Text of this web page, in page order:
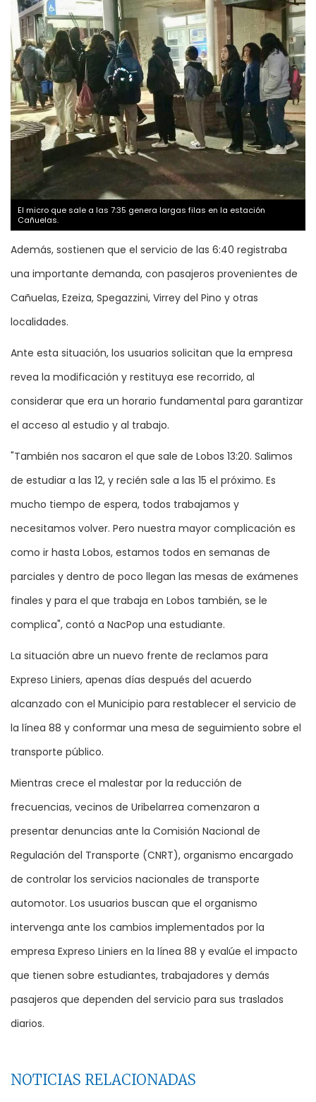
El micro que sale a las 7:35 genera largas filas en la estación
Cañuelas.
Además, sostienen que el servicio de las 6:40 registraba
una importante demanda, con pasajeros provenientes de
Cañuelas, Ezeiza, Spegazzini, Virrey del Pino y otras
localidades.
Ante esta situación, los usuarios solicitan que la empresa
revea la modificación y restituya ese recorrido, al
considerar que era un horario fundamental para garantizar
el acceso al estudio y al trabajo.
"También nos sacaron el que sale de Lobos 13:20. Salimos
de estudiar a las 12, y recién sale a las 15 el próximo. Es
mucho tiempo de espera, todos trabajamos y
necesitamos volver. Pero nuestra mayor complicación es
como ir hasta Lobos, estamos todos en semanas de
parciales y dentro de poco llegan las mesas de exámenes
finales y para el que trabaja en Lobos también, se le
complica", contó a NacPop una estudiante.
La situación abre un nuevo frente de reclamos para
Expreso Liniers, apenas días después del acuerdo
alcanzado con el Municipio para restablecer el servicio de
la línea 88 y conformar una mesa de seguimiento sobre el
transporte público.
Mientras crece el malestar por la reducción de
frecuencias, vecinos de Uribelarrea comenzaron a
presentar denuncias ante la Comisión Nacional de
Regulación del Transporte (CNRT), organismo encargado
de controlar los servicios nacionales de transporte
automotor. Los usuarios buscan que el organismo
intervenga ante los cambios implementados por la
empresa Expreso Liniers en la línea 88 y evalúe el impacto
que tienen sobre estudiantes, trabajadores y demás
pasajeros que dependen del servicio para sus traslados
diarios.
NOTICIAS RELACIONADAS